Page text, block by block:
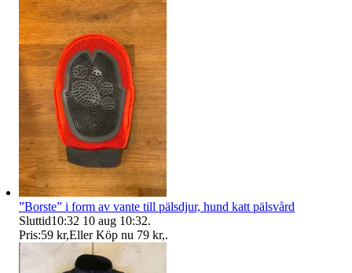
”Borste” i form av vante till pälsdjur, hund katt pälsvård
Sluttid10:32 10 aug 10:32.
Pris:59 kr,Eller Köp nu 79 kr,.